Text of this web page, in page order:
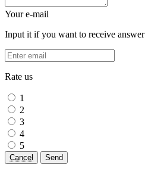
Your e-mail
Input it if you want to receive answer
Rate us
1
2
3
4
5
Cancel Send